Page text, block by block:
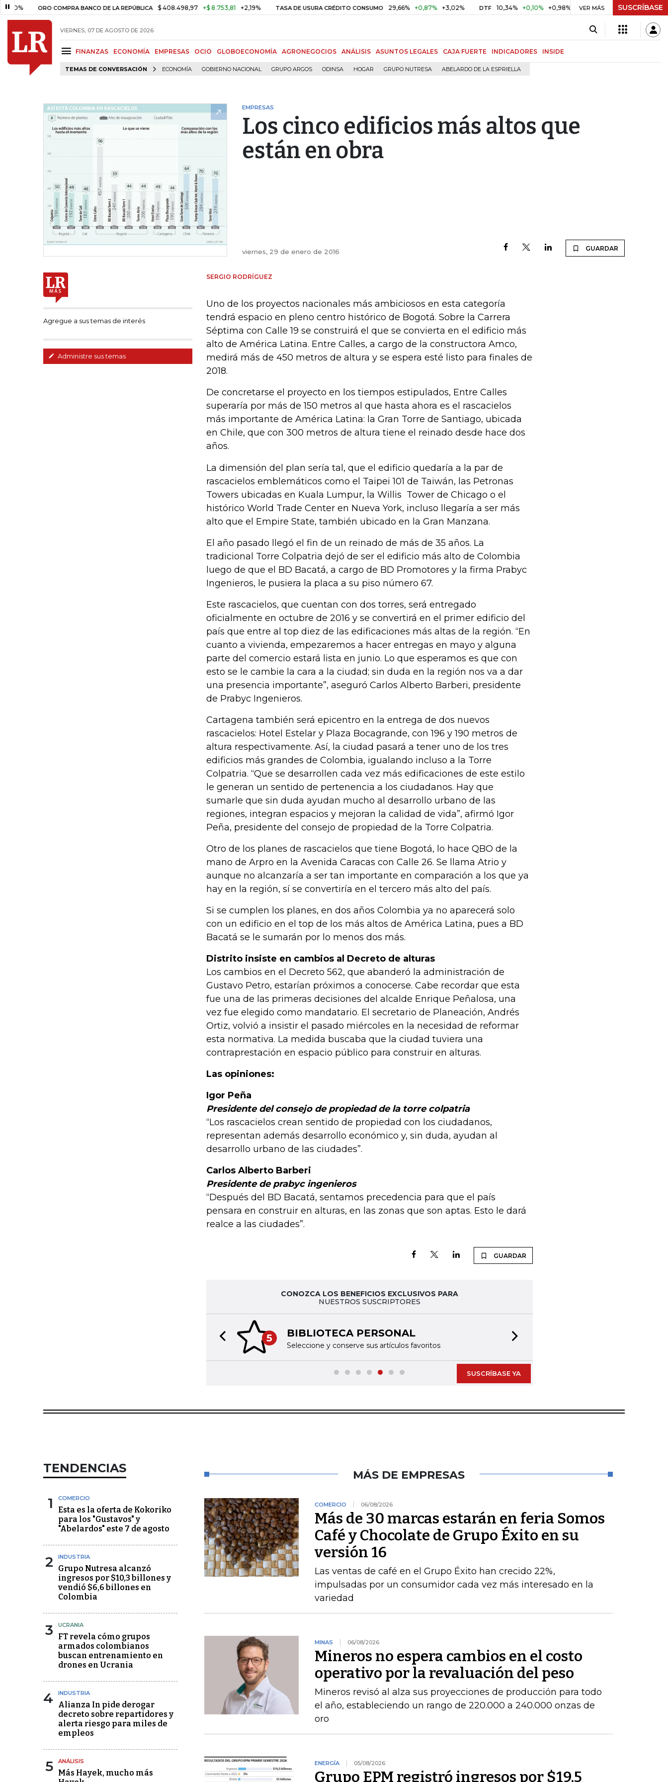
ORO COMPRA BANCO DE LA REPÚBLICA $ 408.498,97 +$ 8.753,81 +2,19% TASA DE USURA CRÉDITO CONSUMO 29,66% +0,87% +3,02% DTF 10,34% +0,10% +0,98% UVR $ 416,91 +$ 0,05 +0,01%
VER MÁS SUSCRÍBASE
VIERNES, 07 DE AGOSTO DE 2026
FINANZAS ECONOMÍA EMPRESAS OCIO GLOBOECONOMÍA AGRONEGOCIOS ANÁLISIS ASUNTOS LEGALES CAJA FUERTE INDICADORES INSIDE
TEMAS DE CONVERSACIÓN ECONOMÍA GOBIERNO NACIONAL GRUPO ARGOS ODINSA HOGAR GRUPO NUTRESA ABELARDO DE LA ESPRIELLA
EMPRESAS
Los cinco edificios más altos que
están en obra
viernes, 29 de enero de 2016 GUARDAR
Agregue a sus temas de interés
Administre sus temas
SERGIO RODRÍGUEZ
Uno de los proyectos nacionales más ambiciosos en esta categoría
tendrá espacio en pleno centro histórico de Bogotá. Sobre la Carrera
Séptima con Calle 19 se construirá el que se convierta en el edificio más
alto de América Latina. Entre Calles, a cargo de la constructora Amco,
medirá más de 450 metros de altura y se espera esté listo para finales de
2018.
De concretarse el proyecto en los tiempos estipulados, Entre Calles
superaría por más de 150 metros al que hasta ahora es el rascacielos
más importante de América Latina: la Gran Torre de Santiago, ubicada
en Chile, que con 300 metros de altura tiene el reinado desde hace dos
años.
La dimensión del plan sería tal, que el edificio quedaría a la par de
rascacielos emblemáticos como el Taipei 101 de Taiwán, las Petronas
Towers ubicadas en Kuala Lumpur, la Willis Tower de Chicago o el
histórico World Trade Center en Nueva York, incluso llegaría a ser más
alto que el Empire State, también ubicado en la Gran Manzana.
El año pasado llegó el fin de un reinado de más de 35 años. La
tradicional Torre Colpatria dejó de ser el edificio más alto de Colombia
luego de que el BD Bacatá, a cargo de BD Promotores y la firma Prabyc
Ingenieros, le pusiera la placa a su piso número 67.
Este rascacielos, que cuentan con dos torres, será entregado
oficialmente en octubre de 2016 y se convertirá en el primer edificio del
país que entre al top diez de las edificaciones más altas de la región. “En
cuanto a vivienda, empezaremos a hacer entregas en mayo y alguna
parte del comercio estará lista en junio. Lo que esperamos es que con
esto se le cambie la cara a la ciudad; sin duda en la región nos va a dar
una presencia importante”, aseguró Carlos Alberto Barberi, presidente
de Prabyc Ingenieros.
Cartagena también será epicentro en la entrega de dos nuevos
rascacielos: Hotel Estelar y Plaza Bocagrande, con 196 y 190 metros de
altura respectivamente. Así, la ciudad pasará a tener uno de los tres
edificios más grandes de Colombia, igualando incluso a la Torre
Colpatria. “Que se desarrollen cada vez más edificaciones de este estilo
le generan un sentido de pertenencia a los ciudadanos. Hay que
sumarle que sin duda ayudan mucho al desarrollo urbano de las
regiones, integran espacios y mejoran la calidad de vida”, afirmó Igor
Peña, presidente del consejo de propiedad de la Torre Colpatria.
Otro de los planes de rascacielos que tiene Bogotá, lo hace QBO de la
mano de Arpro en la Avenida Caracas con Calle 26. Se llama Atrio y
aunque no alcanzaría a ser tan importante en comparación a los que ya
hay en la región, sí se convertiría en el tercero más alto del país.
Si se cumplen los planes, en dos años Colombia ya no aparecerá solo
con un edificio en el top de los más altos de América Latina, pues a BD
Bacatá se le sumarán por lo menos dos más.
Distrito insiste en cambios al Decreto de alturas
Los cambios en el Decreto 562, que abanderó la administración de
Gustavo Petro, estarían próximos a conocerse. Cabe recordar que esta
fue una de las primeras decisiones del alcalde Enrique Peñalosa, una
vez fue elegido como mandatario. El secretario de Planeación, Andrés
Ortiz, volvió a insistir el pasado miércoles en la necesidad de reformar
esta normativa. La medida buscaba que la ciudad tuviera una
contraprestación en espacio público para construir en alturas.
Las opiniones:
Igor Peña
Presidente del consejo de propiedad de la torre colpatria
“Los rascacielos crean sentido de propiedad con los ciudadanos,
representan además desarrollo económico y, sin duda, ayudan al
desarrollo urbano de las ciudades”.
Carlos Alberto Barberi
Presidente de prabyc ingenieros
“Después del BD Bacatá, sentamos precedencia para que el país
pensara en construir en alturas, en las zonas que son aptas. Esto le dará
realce a las ciudades”.
GUARDAR
CONOZCA LOS BENEFICIOS EXCLUSIVOS PARA
NUESTROS SUSCRIPTORES
5 BIBLIOTECA PERSONAL
Seleccione y conserve sus artículos favoritos
Previous slide
SUSCRÍBASE YA
TENDENCIAS
1 COMERCIO
Esta es la oferta de Kokoriko
para los "Gustavos" y
"Abelardos" este 7 de agosto
2 INDUSTRIA
Grupo Nutresa alcanzó
ingresos por $10,3 billones y
vendió $6,6 billones en
Colombia
3 UCRANIA
FT revela cómo grupos
armados colombianos
buscan entrenamiento en
drones en Ucrania
4 INDUSTRIA
Alianza In pide derogar
decreto sobre repartidores y
alerta riesgo para miles de
empleos
5 ANÁLISIS
Más Hayek, mucho más
MÁS DE EMPRESAS
COMERCIO 06/08/2026
Más de 30 marcas estarán en feria Somos
Café y Chocolate de Grupo Éxito en su
versión 16
Las ventas de café en el Grupo Éxito han crecido 22%,
impulsadas por un consumidor cada vez más interesado en la
variedad
MINAS 06/08/2026
Mineros no espera cambios en el costo
operativo por la revaluación del peso
Mineros revisó al alza sus proyecciones de producción para todo
el año, estableciendo un rango de 220.000 a 240.000 onzas de
oro
ENERGÍA 05/08/2026
Grupo EPM registró ingresos por $19,5